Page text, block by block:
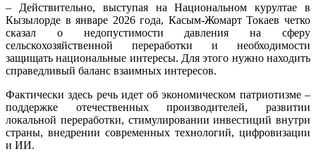
– Действительно, выступая на Национальном курултае в
Кызылорде в январе 2026 года, Касым-Жомарт Токаев четко
сказал о недопустимости давления на сферу
сельскохозяйственной переработки и необходимости
защищать национальные интересы. Для этого нужно находить
справедливый баланс взаимных интересов.
Фактически здесь речь идет об экономическом патриотизме –
поддержке отечественных производителей, развитии
локальной переработки, стимулировании инвестиций внутри
страны, внедрении современных технологий, цифровизации
и ИИ.